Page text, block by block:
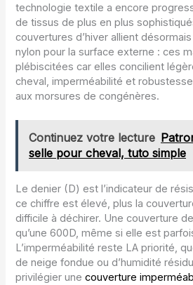
technologie textile a encore
de tissus de plus en plus
couvertures d’hiver allient
nylon pour la surface externe : ces
plébiscitées car elles concilient
cheval, imperméabilité et
aux morsures de congénères.
Continuez votre lecture
selle pour cheval, tuto simple
Le denier (D) est l’indicateur de
ce chiffre est élevé, plus la
difficile à déchirer. Une couverture
qu’une 600D, même si elle est
L’imperméabilité reste LA priorité,
de neige fondue ou d’humidité
privilégier unecouverture